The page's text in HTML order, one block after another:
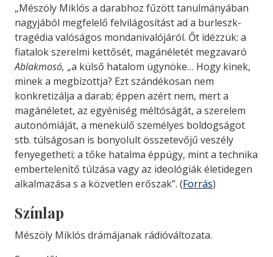
„Mészöly Miklós a darabhoz fűzött tanulmányában
nagyjából megfelelő felvilágosítást ad a burleszk-
tragédia valóságos mondanivalójáról. Őt idézzük: a
fiatalok szerelmi kettősét, magánéletét megzavaró
Ablakmosó, „a külső hatalom ügynöke… Hogy kinek,
minek a megbízottja? Ezt szándékosan nem
konkretizálja a darab; éppen azért nem, mert a
magánéletet, az egyéniség méltóságát, a szerelem
autonómiáját, a menekülő személyes boldogságot
stb. túlságosan is bonyolult összetevőjű veszély
fenyegetheti; a tőke hatalma éppúgy, mint a technika
embertelenítő túlzása vagy az ideológiák életidegen
alkalmazása s a közvetlen erőszak”. (Forrás)
Színlap
Mészöly Miklós drámájanak rádióváltozata.